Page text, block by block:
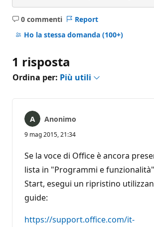
0 commenti
Nessun
commento
Report
Ho la stessa domanda (100+)
1 risposta
Ordina per: Più utili
Anonimo
9 mag 2015, 21:34
Se la voce di Office è ancora
lista in "Programmi e
Start, esegui un ripristino
guide:
https://support.office.com/it-